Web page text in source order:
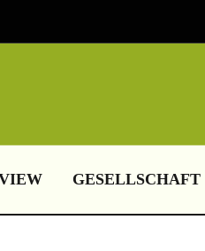
GESELLSCHAFT